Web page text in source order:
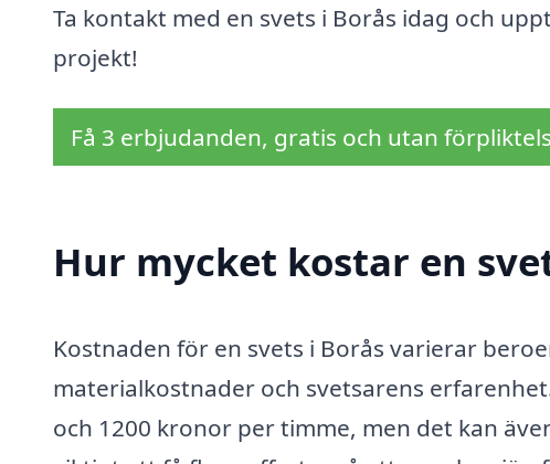
Ta kontakt med en svets i Borås idag och
projekt!
Få 3 erbjudanden, gratis och utan
Hur mycket kostar en
Kostnaden för en svets i Borås varierar
materialkostnader och svetsarens
och 1200 kronor per timme, men det kan